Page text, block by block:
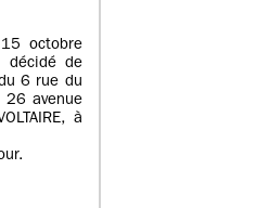
octobre
décidé de
6 rue du
26 avenue
à